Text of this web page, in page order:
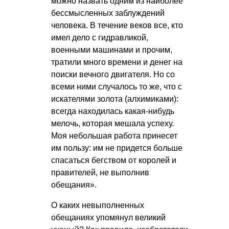
бессмысленных заблуждений
человека. В течение веков все, кто
имел дело с гидравликой,
военными машинами и прочим,
тратили много времени и денег на
поиски вечного двигателя. Но со
всеми ними случалось то же, что с
искателями золота (алхимиками):
всегда находилась какая-нибудь
мелочь, которая мешала успеху.
Моя небольшая работа принесет
им пользу: им не придется больше
спасаться бегством от королей и
правителей, не выполнив
обещания».
О каких невыполненных
обещаниях упомянул великий